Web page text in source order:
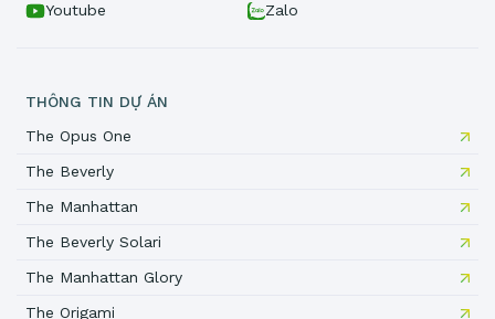
Youtube
Zalo
THÔNG TIN DỰ ÁN
The Opus One
The Beverly
The Manhattan
The Beverly Solari
The Manhattan Glory
The Origami